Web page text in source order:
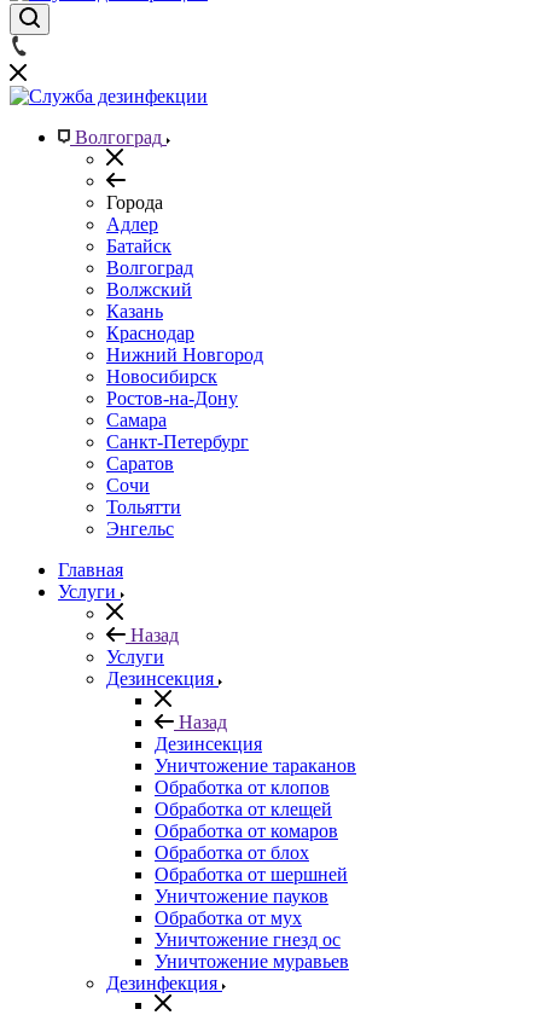
Волгоград
Города
Адлер
Батайск
Волгоград
Волжский
Казань
Краснодар
Нижний Новгород
Новосибирск
Ростов-на-Дону
Самара
Санкт-Петербург
Саратов
Сочи
Тольятти
Энгельс
Главная
Услуги
Назад
Услуги
Дезинсекция
Назад
Дезинсекция
Уничтожение тараканов
Обработка от клопов
Обработка от клещей
Обработка от комаров
Обработка от блох
Обработка от шершней
Уничтожение пауков
Обработка от мух
Уничтожение гнезд ос
Уничтожение муравьев
Дезинфекция